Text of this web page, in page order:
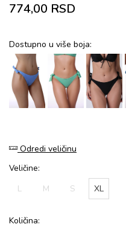
774,00 RSD
Dostupno u više boja:
Odredi veličinu
Veličine:
L
M S XL
Količina: